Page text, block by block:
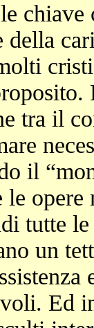
della
tra il
il
le
tutte
un
Ed